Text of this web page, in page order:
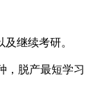
继续考研。
，脱产最短学习